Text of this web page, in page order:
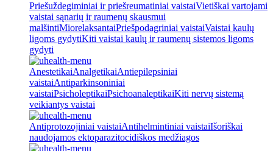
Priešuždegiminiai ir priešreumatiniai vaistaiVietiškai vartojami
vaistai sąnarių ir raumenų skausmui
malšintiMiorelaksantaiPriešpodagriniai vaistaiVaistai kaulų
ligoms gydytiKiti vaistai kaulų ir raumenų sistemos ligoms
gydyti
AnestetikaiAnalgetikaiAntiepilepsiniai
vaistaiAntiparkinsoniniai
vaistaiPsicholeptikaiPsichoanaleptikaiKiti nervų sistemą
veikiantys vaistai
Antiprotozojiniai vaistaiAntihelmintiniai vaistaiIšoriškai
naudojamos ektoparazitocidiškos medžiagos